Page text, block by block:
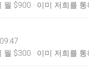
$900 · 이미 저희를
$300 · 이미 저희를